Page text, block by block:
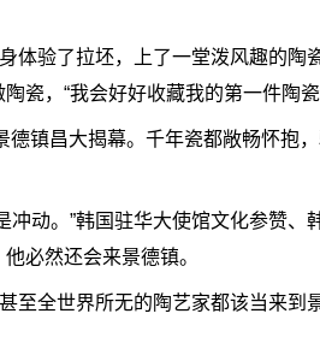
验了拉坯，上了一堂泼风趣的陶
瓷，“我会好好收藏我的第一件陶瓷
昌大揭幕。千年瓷都敞畅怀抱
动。”韩国驻华大使馆文化参赞、
必然还会来景德镇。
全世界所无的陶艺家都该当来到